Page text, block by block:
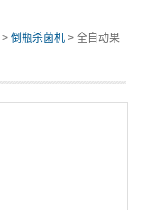
>倒瓶杀菌机 > 全自动果